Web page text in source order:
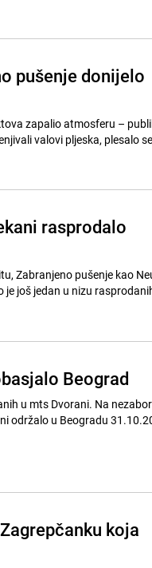
pušenje donijelo
zapalio atmosferu –
valovi pljeska, plesalo
rasprodalo
Zabranjeno pušenje kao
još jedan u nizu
Beograd
u mts Dvorani. Na
održalo u Beogradu
koja